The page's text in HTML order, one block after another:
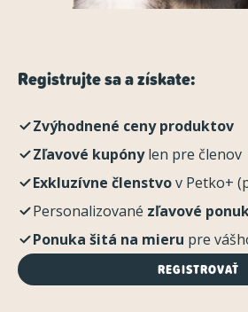
Registrujte sa a získate:
Zvýhodnené ceny produktov
Zľavové kupónylen pre členov
Exkluzívne členstvov Petko+
Personalizované zľavové
Ponuka šitá na mieru pre
REGISTROVAŤ